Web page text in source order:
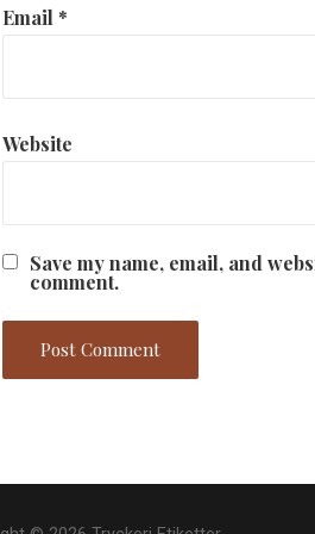
Email *
Website
Save my name, email, and
comment.